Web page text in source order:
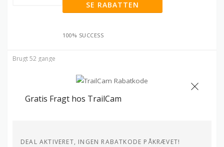
SE RABATTEN
100% SUCCESS
Brugt 52 gange
Gratis Fragt hos TrailCam
DEAL AKTIVERET, INGEN RABATKODE PÅKRÆVET!